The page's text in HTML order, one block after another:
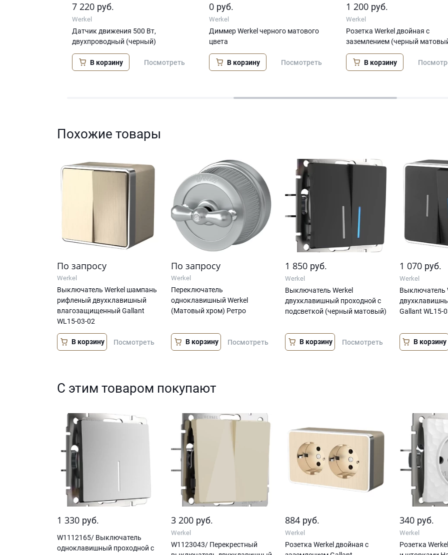
7 220 руб.
Werkel
Датчик движения 500 Вт,
двухпроводный (черный)
В корзину Посмотреть
0 руб.
Werkel
Диммер Werkel черного матового
цвета
В корзину Посмотреть
1 200 руб.
Werkel
Розетка Werkel двойная с
заземлением (черный
В корзину
Похожие товары
По запросу
Werkel
Выключатель Werkel шампань
рифленый двухклавишный
влагозащищенный Gallant
WL15-03-02
В корзину Посмотреть
По запросу
Werkel
Переключатель
одноклавишный Werkel
(Матовый хром) Ретро
В корзину Посмотреть
1 850 руб.
Werkel
Выключатель Werkel
двухклавишный проходной с
подсветкой (черный матовый)
В корзину Посмотреть
1 070 руб.
Werkel
Выключатель
Gallant WL15-
В корзину
С этим товаром покупают
1 330 руб.
W1112165/ Выключатель
одноклавишный проходной с
3 200 руб.
Werkel
W1123043/ Перекрестный
884 руб.
Werkel
Розетка Werkel двойная с
340 руб.
Werkel
Розетка